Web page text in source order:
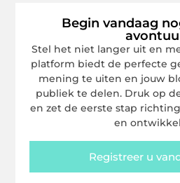
Begin vandaag
Stel het niet langer uit en
platform biedt de perfecte
mening te uiten en jouw
publiek te delen. Druk op
en zet de eerste stap
en
Registreer u